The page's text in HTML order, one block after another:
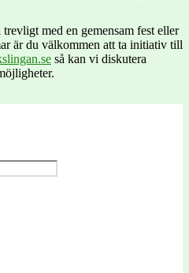
med en gemensam fest eller
är du välkommen att ta initiativ till
så kan vi diskutera